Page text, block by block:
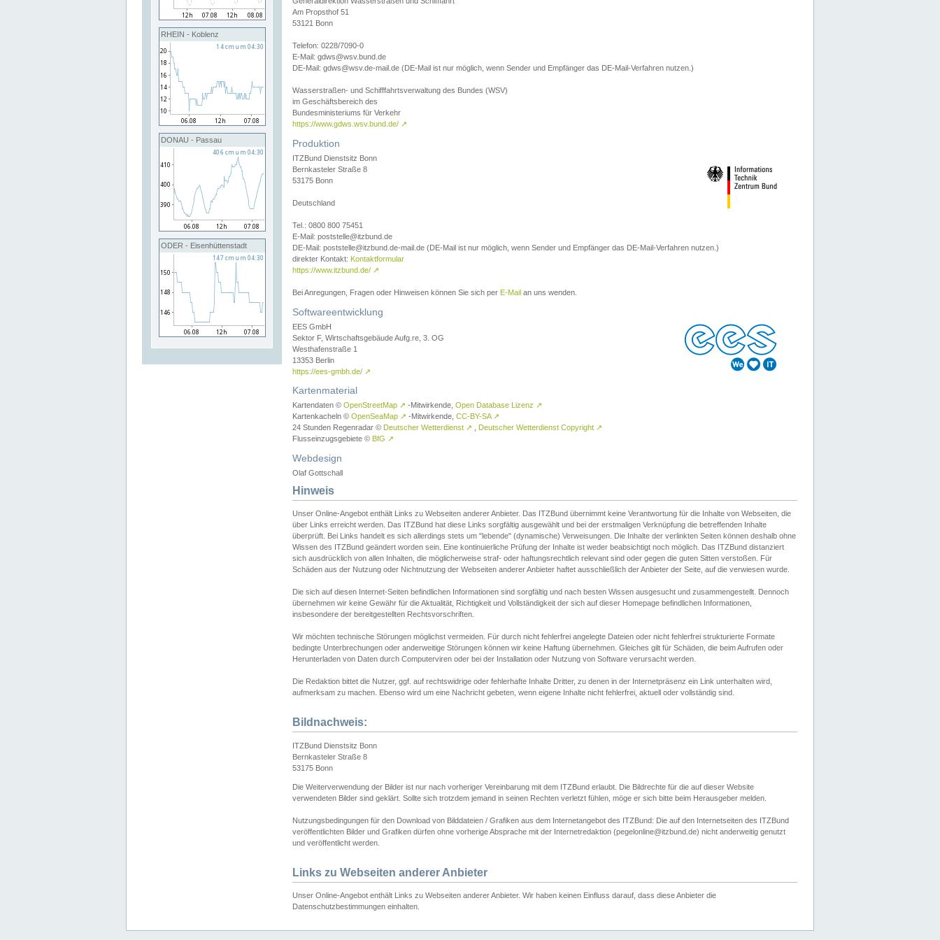
RHEIN - Koblenz
DONAU - Passau
ODER - Eisenhüttenstadt
Am Propsthof 51
53121 Bonn
Telefon: 0228/7090-0
E-Mail: gdws@wsv.bund.de
DE-Mail: gdws@wsv.de-mail.de (DE-Mail ist nur möglich, wenn Sender und Empfänger das DE-Mail-Verfahren nutzen.)
Wasserstraßen- und Schifffahrtsverwaltung des Bundes (WSV)
im Geschäftsbereich des
Bundesministeriums für Verkehr
https://www.gdws.wsv.bund.de/ ↗
Produktion
ITZBund Dienstsitz Bonn
Bernkasteler Straße 8
53175 Bonn
Deutschland
Tel.: 0800 800 75451
E-Mail: poststelle@itzbund.de
DE-Mail: poststelle@itzbund.de-mail.de (DE-Mail ist nur möglich, wenn Sender und Empfänger das DE-Mail-Verfahren nutzen.)
direkter Kontakt: Kontaktformular
https://www.itzbund.de/ ↗
Bei Anregungen, Fragen oder Hinweisen können Sie sich per E-Mail an uns wenden.
Softwareentwicklung
EES GmbH
Sektor F, Wirtschaftsgebäude Aufg.re, 3. OG
Westhafenstraße 1
13353 Berlin
https://ees-gmbh.de/ ↗
Kartenmaterial
Kartendaten © OpenStreetMap ↗ -Mitwirkende, Open Database Lizenz ↗
Kartenkacheln © OpenSeaMap ↗ -Mitwirkende, CC-BY-SA ↗
24 Stunden Regenradar © Deutscher Wetterdienst ↗ Deutscher Wetterdienst Copyright ↗
Flusseinzugsgebiete © BfG ↗
Webdesign
Olaf Gottschall
Hinweis
Unser Online-Angebot enthält Links zu Webseiten anderer Anbieter. Das ITZBund übernimmt keine Verantwortung für die Inhalte von Webseiten, die
über Links erreicht werden. Das ITZBund hat diese Links sorgfältig ausgewählt und bei der erstmaligen Verknüpfung die betreffenden Inhalte
überprüft. Bei Links handelt es sich allerdings stets um "lebende" (dynamische) Verweisungen. Die Inhalte der verlinkten Seiten können deshalb ohne
Wissen des ITZBund geändert worden sein. Eine kontinuierliche Prüfung der Inhalte ist weder beabsichtigt noch möglich. Das ITZBund distanziert
sich ausdrücklich von allen Inhalten, die möglicherweise straf- oder haftungsrechtlich relevant sind oder gegen die guten Sitten verstoßen. Für
Schäden aus der Nutzung oder Nichtnutzung der Webseiten anderer Anbieter haftet ausschließlich der Anbieter der Seite, auf die verwiesen wurde.
Die sich auf diesen Internet-Seiten befindlichen Informationen sind sorgfältig und nach besten Wissen ausgesucht und zusammengestellt. Dennoch
übernehmen wir keine Gewähr für die Aktualität, Richtigkeit und Vollständigkeit der sich auf dieser Homepage befindlichen Informationen,
insbesondere der bereitgestellten Rechtsvorschriften.
Wir möchten technische Störungen möglichst vermeiden. Für durch nicht fehlerfrei angelegte Dateien oder nicht fehlerfrei strukturierte Formate
bedingte Unterbrechungen oder anderweitige Störungen können wir keine Haftung übernehmen. Gleiches gilt für Schäden, die beim Aufrufen oder
Herunterladen von Daten durch Computerviren oder bei der Installation oder Nutzung von Software verursacht werden.
Die Redaktion bittet die Nutzer, ggf. auf rechtswidrige oder fehlerhafte Inhalte Dritter, zu denen in der Internetpräsenz ein Link unterhalten wird,
aufmerksam zu machen. Ebenso wird um eine Nachricht gebeten, wenn eigene Inhalte nicht fehlerfrei, aktuell oder vollständig sind.
Bildnachweis:
ITZBund Dienstsitz Bonn
Bernkasteler Straße 8
53175 Bonn
Die Weiterverwendung der Bilder ist nur nach vorheriger Vereinbarung mit dem ITZBund erlaubt. Die Bildrechte für die auf dieser Website
verwendeten Bilder sind geklärt. Sollte sich trotzdem jemand in seinen Rechten verletzt fühlen, möge er sich bitte beim Herausgeber melden.
Nutzungsbedingungen für den Download von Bilddateien / Grafiken aus dem Internetangebot des ITZBund: Die auf den Internetseiten des ITZBund
veröffentlichten Bilder und Grafiken dürfen ohne vorherige Absprache mit der Internetredaktion (pegelonline@itzbund.de) nicht anderweitig genutzt
und veröffentlicht werden.
Links zu Webseiten anderer Anbieter
Unser Online-Angebot enthält Links zu Webseiten anderer Anbieter. Wir haben keinen Einfluss darauf, dass diese Anbieter die
Datenschutzbestimmungen einhalten.